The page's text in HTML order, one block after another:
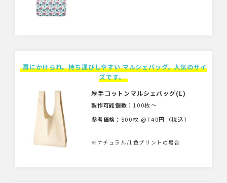
肩にかけられ、持ち運びしやすい マルシェバッグ。人気のサイ
ズです。
厚手コットンマルシェバッグ(L)
製作可能個数： 100枚〜
参考価格： 500枚 @740円（税込）
※ナチュラル/1色プリントの場合